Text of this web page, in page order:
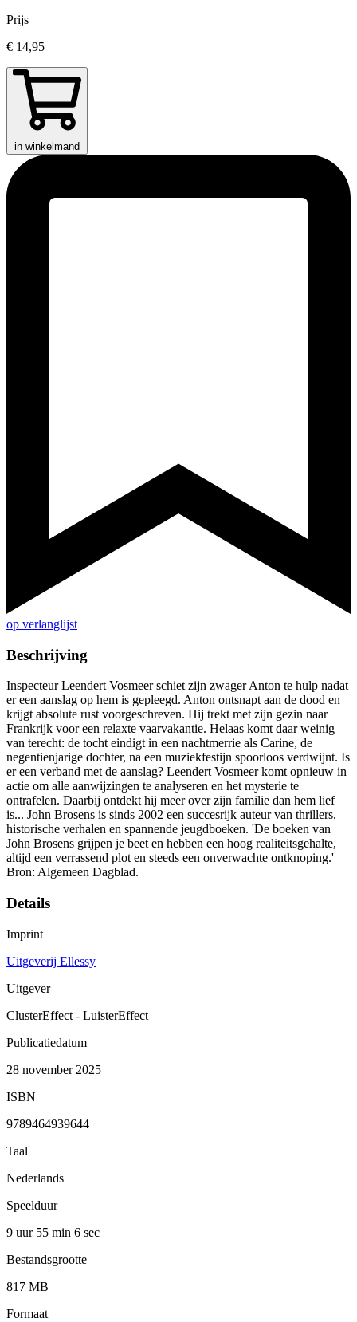
Prijs
€ 14,95
in winkelmand
op verlanglijst
Beschrijving
Inspecteur Leendert Vosmeer schiet zijn zwager Anton te hulp nadat
er een aanslag op hem is gepleegd. Anton ontsnapt aan de dood en
krijgt absolute rust voorgeschreven. Hij trekt met zijn gezin naar
Frankrijk voor een relaxte vaarvakantie. Helaas komt daar weinig
van terecht: de tocht eindigt in een nachtmerrie als Carine, de
negentienjarige dochter, na een muziekfestijn spoorloos verdwijnt. Is
er een verband met de aanslag? Leendert Vosmeer komt opnieuw in
actie om alle aanwijzingen te analyseren en het mysterie te
ontrafelen. Daarbij ontdekt hij meer over zijn familie dan hem lief
is... John Brosens is sinds 2002 een succesrijk auteur van thrillers,
historische verhalen en spannende jeugdboeken. 'De boeken van
John Brosens grijpen je beet en hebben een hoog realiteitsgehalte,
altijd een verrassend plot en steeds een onverwachte ontknoping.'
Bron: Algemeen Dagblad.
Details
Imprint
Uitgeverij Ellessy
Uitgever
ClusterEffect - LuisterEffect
Publicatiedatum
28 november 2025
ISBN
9789464939644
Taal
Nederlands
Speelduur
9 uur 55 min 6 sec
Bestandsgrootte
817 MB
Formaat